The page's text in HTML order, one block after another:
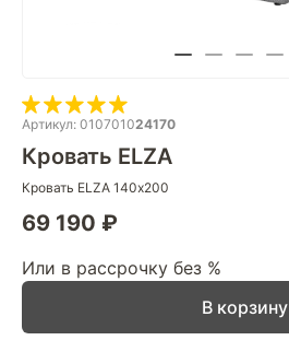
Артикул: 010701024170
Кровать ELZA
Кровать ELZA 140х200
69 190 ₽
Или в рассрочку без %
В корзину